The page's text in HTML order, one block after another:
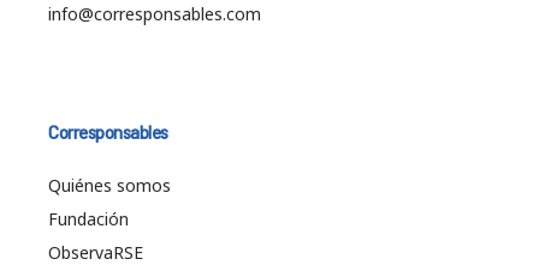
info@corresponsables.com
Corresponsables
Quiénes somos
Fundación
ObservaRSE